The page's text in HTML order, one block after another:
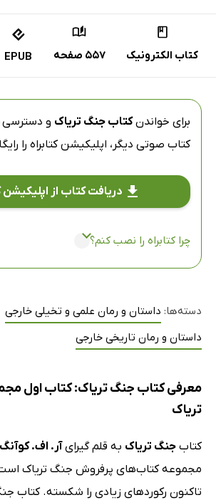
کتاب الکترونیک 557 صفحه EPUB
برای خواندنکتاب جنگ تریاک و دسترسی
کتاب صوتی دیگر، اپلیکیشن کتابراه را
دریافت کتاب از اپلیکیشن
چرا کتابراه را نصب کنم؟
دسته‌ها: داستان و رمان علمی و تخیلی خارجی
داستان و رمان تاریخی خارجی
معرفی کتاب جنگ تریاک: کتاب اول
تریاک
کتاب جنگ تریاک به قلم گیرایآر. اف. کوآنگ
مجموعه کتاب‌های پرفروش جنگ تریاک است
تاکنون رکوردهای زیادی را شکسته. کتاب